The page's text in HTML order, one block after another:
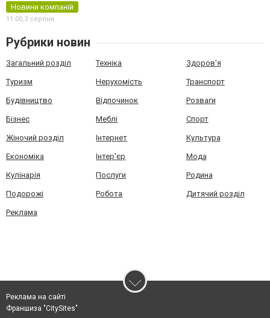
Новини компаній
11:00,3 серпня
Рубрики новин
Загальний розділ Техніка Здоров'я
Туризм Нерухомість Транспорт
Будівництво Відпочинок Розваги
Бізнес Меблі Спорт
Жіночий розділ Інтернет Культура
Економіка Інтер'єр Мода
Кулінарія Послуги Родина
Подорожі Робота Дитячий розділ
Реклама
Реклама на сайті
Франшиза "CitySites"